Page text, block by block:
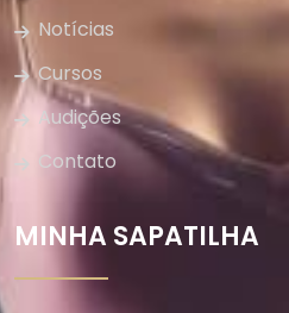
Notícias
Cursos
Audições
Contato
MINHA SAPATILHA